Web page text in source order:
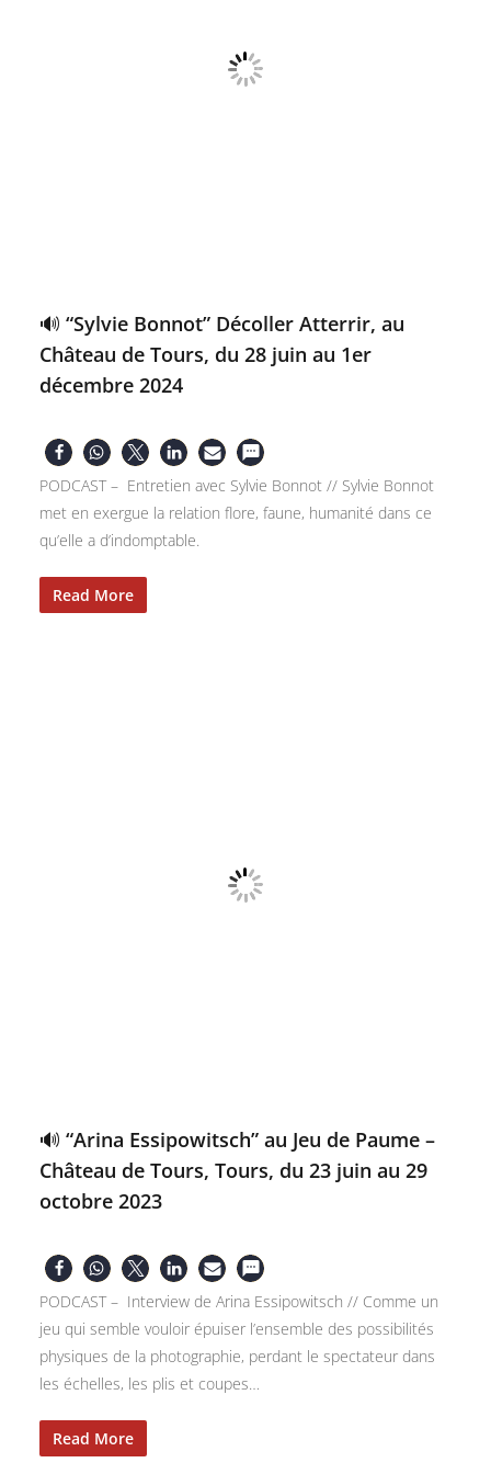
🔊 “Sylvie Bonnot” Décoller Atterrir, au
Château de Tours, du 28 juin au 1er
décembre 2024
PODCAST – Entretien avec Sylvie Bonnot // Sylvie Bonnot
met en exergue la relation flore, faune, humanité dans ce
qu’elle a d’indomptable.
Read More
🔊 “Arina Essipowitsch” au Jeu de Paume –
Château de Tours, Tours, du 23 juin au 29
octobre 2023
PODCAST – Interview de Arina Essipowitsch // Comme un
jeu qui semble vouloir épuiser l’ensemble des possibilités
physiques de la photographie, perdant le spectateur dans
les échelles, les plis et coupes…
Read More